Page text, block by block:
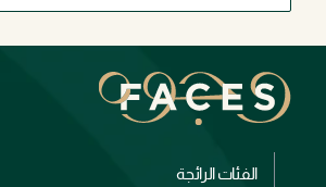
الفئات الرائجة